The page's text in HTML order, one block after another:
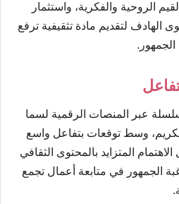
الروحية والفكرية، واستثمار
الهادف لتقديم مادة تثقيفية ترفع
الجمهور.
عبر المنصات الرقمية لسما
وسط توقعات بتفاعل واسع
المتزايد بالمحتوى الثقافي
الجمهور في متابعة أعمال تجمع